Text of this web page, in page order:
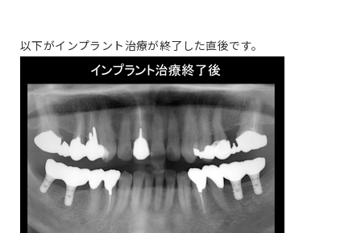
以下がインプラント治療が終了した直後です。